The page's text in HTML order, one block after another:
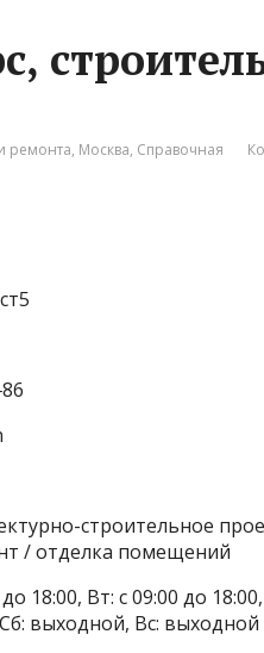
ремонта, Москва, Справочная
строительное
/ отделка помещений
18:00, Вт: с 09:00 до
Сб: выходной, Вс: выходной